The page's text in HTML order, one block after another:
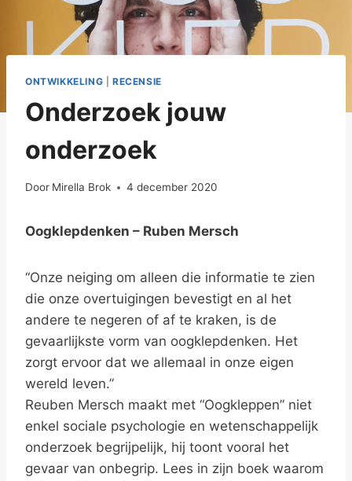
ONTWIKKELING RECENSIE
Onderzoek jouw
onderzoek
Door Mirella Brok 4 december 2020
Oogklepdenken – Ruben Mersch
“Onze neiging om alleen die informatie te zien
die onze overtuigingen bevestigt en al het
andere te negeren of af te kraken, is de
gevaarlijkste vorm van oogklepdenken. Het
zorgt ervoor dat we allemaal in onze eigen
wereld leven.”
Reuben Mersch maakt met “Oogkleppen” niet
enkel sociale psychologie en wetenschappelijk
onderzoek begrijpelijk, hij toont vooral het
gevaar van onbegrip. Lees in zijn boek waarom